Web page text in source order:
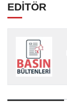
EDİTÖR